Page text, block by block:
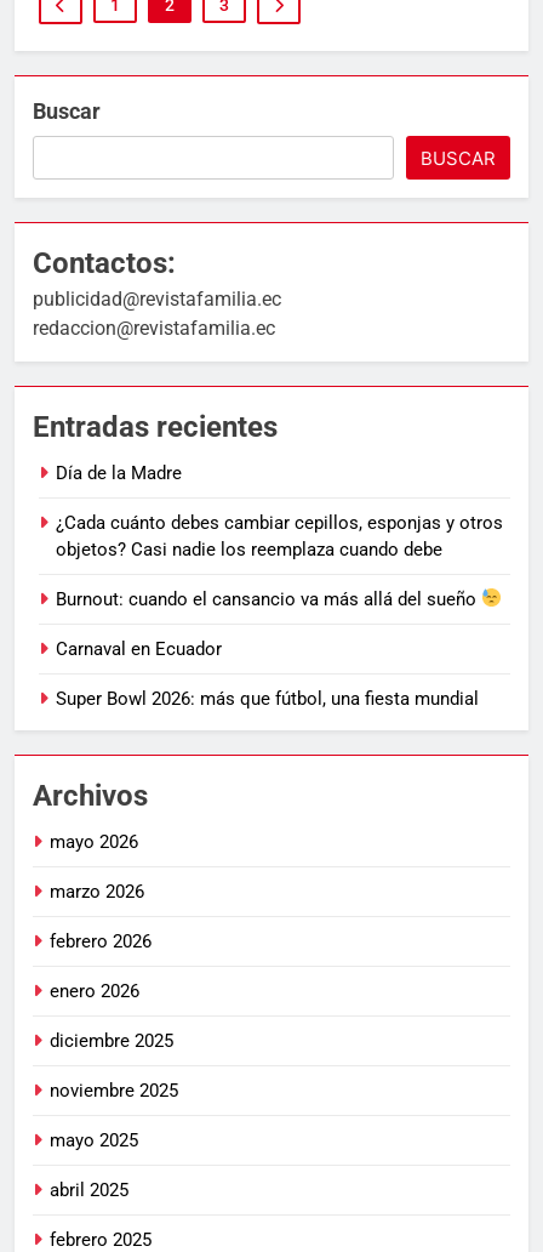
1 2 3
Buscar
BUSCAR
Contactos:
publicidad@revistafamilia.ec
redaccion@revistafamilia.ec
Entradas recientes
Día de la Madre
¿Cada cuánto debes cambiar cepillos, esponjas y otros
objetos? Casi nadie los reemplaza cuando debe
Burnout: cuando el cansancio va más allá del sueño
Carnaval en Ecuador
Super Bowl 2026: más que fútbol, una fiesta mundial
Archivos
mayo 2026
marzo 2026
febrero 2026
enero 2026
diciembre 2025
noviembre 2025
mayo 2025
abril 2025
febrero 2025